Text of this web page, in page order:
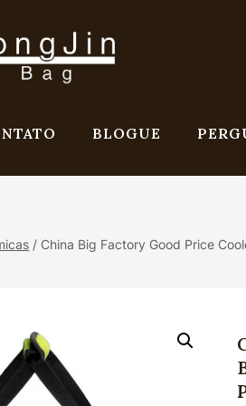
BLOGUE
/ China Big Factory Good Price